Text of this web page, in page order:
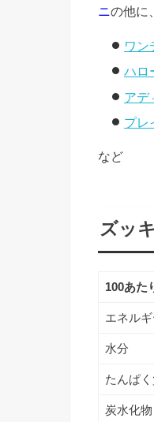
ニの他に、
ワ
ハロ
アデ
プレ
など
ズッ
100あた
エネル
水分
たんぱ
炭水化物